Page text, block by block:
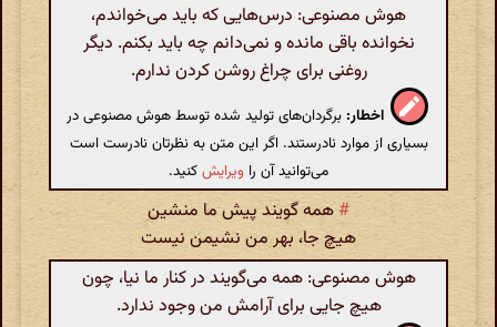
هوش مصنوعی: درس‌هایی که باید می‌خواندم،
نخوانده باقی مانده و نمی‌دانم چه باید بکنم. دیگر
روغنی برای چراغ روشن کردن ندارم.
اخطار: برگردان‌های تولید شده توسط هوش مصنوعی در
بسیاری از موارد نادرستند. اگر این متن به نظرتان نادرست است
می‌توانید آن را ویرایشکنید.
# همه گویند پیش ما منشین
هیچ جا، بهر من نشیمن نیست
هوش مصنوعی: همه می‌گویند در کنار ما نیا، چون
هیچ جایی برای آرامش من وجود ندارد.